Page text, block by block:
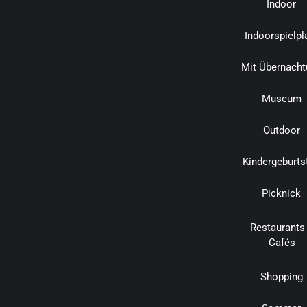
Indoor
Mit
Museum
Outdoor
Picknick
Restaurants
Cafés
Shopping